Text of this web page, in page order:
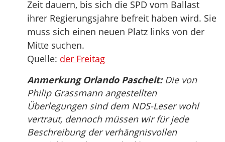
Zeit dauern, bis sich die SPD vom Ballast
ihrer Regierungsjahre befreit haben wird. Sie
muss sich einen neuen Platz links von der
Mitte suchen.
Quelle: der Freitag
Anmerkung Orlando Pascheit:Die von
Philip Grassmann angestellten
Überlegungen sind dem NDS-Leser wohl
vertraut, dennoch müssen wir für jede
Beschreibung der verhängnisvollen